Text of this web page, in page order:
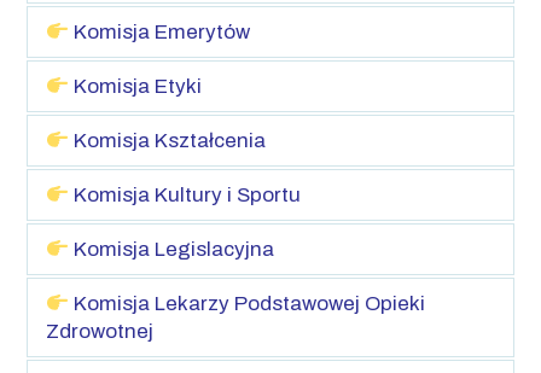
Komisja Emerytów
Komisja Etyki
Komisja Kształcenia
Komisja Kultury i Sportu
Komisja Legislacyjna
Komisja Lekarzy Podstawowej Opieki
Zdrowotnej